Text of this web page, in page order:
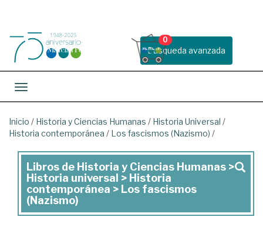
Busqueda avanzada
0
Toggle navigation
Inicio / Historia y Ciencias Humanas / Historia Universal /
Historia contemporánea / Los fascismos (Nazismo) /
Libros
de
Historia
Libros de Historia y Ciencias Humanas >
Historia universal > Historia
contemporánea > Los fascismos
(Nazismo)